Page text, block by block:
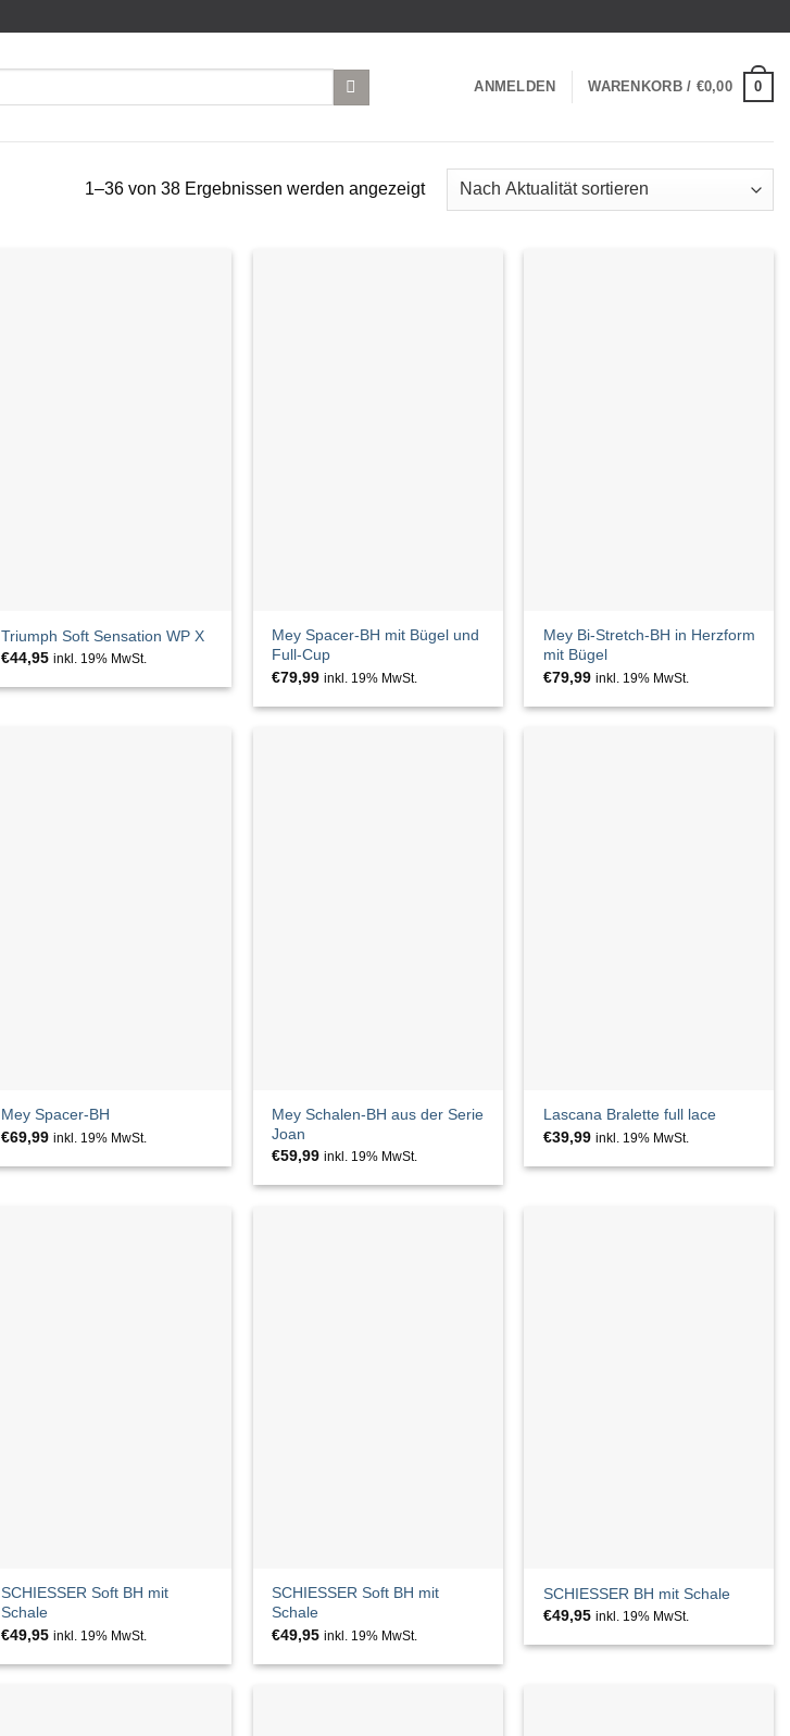
ANMELDEN WARENKORB / €0,00 0
1–36 von 38 Ergebnissen werden angezeigtNach
Aktualität
Triumph Soft Sensation WP X
€44,95 inkl. 19% MwSt.
Mey Spacer-BH mit Bügel und
Full-Cup
€79,99 inkl. 19% MwSt.
Mey Bi-Stretch-BH in Herzform
mit Bügel
€79,99 inkl. 19% MwSt.
Mey Spacer-BH
€69,99 inkl. 19% MwSt.
Mey Schalen-BH aus der Serie
Joan
€59,99 inkl. 19% MwSt.
Lascana Bralette full lace
€39,99 inkl. 19% MwSt.
SCHIESSER Soft BH mit
Schale
€49,95 inkl. 19% MwSt.
SCHIESSER Soft BH mit
Schale
€49,95 inkl. 19% MwSt.
SCHIESSER BH mit Schale
€49,95 inkl. 19% MwSt.